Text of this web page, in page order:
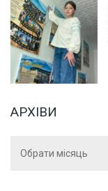
АРХІВИ